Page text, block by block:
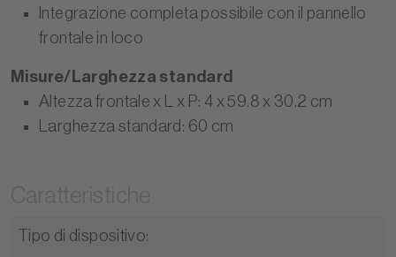
Integrazione completa possibile con il pannello
frontale in loco
Misure/Larghezza standard
Altezza frontale x L x P: 4 x 59.8 x 30.2 cm
Larghezza standard: 60 cm
Tipo di dispositivo: